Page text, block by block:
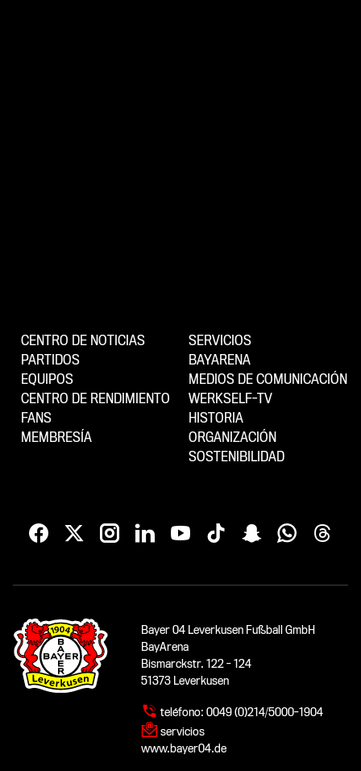
CENTRO DE NOTICIAS
PARTIDOS
EQUIPOS
CENTRO DE RENDIMIENTO
FANS
MEMBRESÍA
SERVICIOS
BAYARENA
MEDIOS DE COMUNICACIÓN
WERKSELF-TV
HISTORIA
ORGANIZACIÓN
SOSTENIBILIDAD
Bayer 04 Leverkusen Fußball GmbH
BayArena
Bismarckstr. 122 - 124
51373 Leverkusen
teléfono: 0049 (0)214/5000-1904
servicios
www.bayer04.de